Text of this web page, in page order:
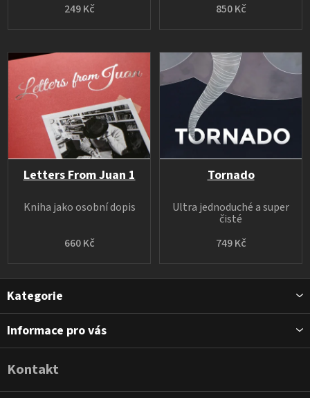
249 Kč 850 Kč
Letters From Juan 1
660 Kč
Kniha jako osobní dopis
Tornado
749 Kč
Ultra jednoduché a super
čisté
Z
p
Kategorie
Informace pro vás
Kontakt